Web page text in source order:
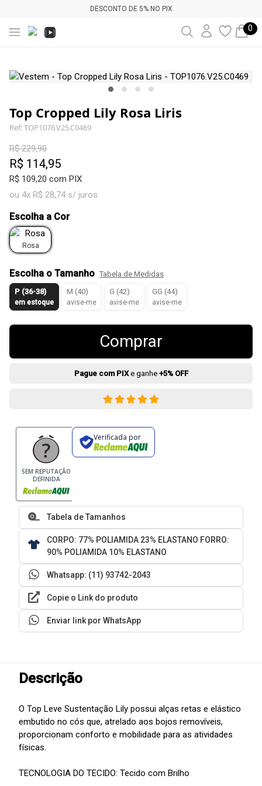
DESCONTO DE 5% NO PIX
0
Top Cropped Lily Rosa Liris
Ref: TOP1076.V25.C0469
R$ 229,90
R$ 114,95
R$ 109,20 com PIX
ou 4x R$ 28,74 s/ juros
Escolha a Cor
Rosa
Escolha o Tamanho Tabela de Medidas
P (36-38)
em estoque
M (40)
avise-me
G (42)
avise-me
GG (44)
avise-me
Comprar
Pague com PIXe ganhe +5% OFF
SEM REPUTAÇÃO
DEFINIDA
Verificada por
Tabela de Tamanhos
CORPO: 77% POLIAMIDA 23% ELASTANO FORRO:
90% POLIAMIDA 10% ELASTANO
Whatsapp: (11) 93742-2043
Copie o Link do produto
Enviar link por WhatsApp
Descrição
O Top Leve Sustentação Lily possui alças retas e elástico
embutido no cós que, atrelado aos bojos removíveis,
proporcionam conforto e mobilidade para as atividades
físicas.
TECNOLOGIA DO TECIDO: Tecido com Brilho